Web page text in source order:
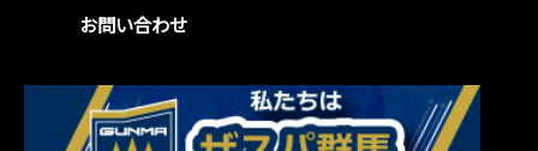
株主メモ
お問い合わせ